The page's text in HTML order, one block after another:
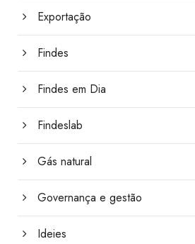
Exportação
Findes
Findes em Dia
Findeslab
Gás natural
Governança e gestão
Ideies